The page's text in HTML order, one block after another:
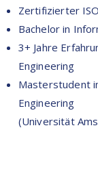
Zertifizierter
Bachelor in
3+ Jahre
Engineering
Masterstudent
Engineering
(Universität